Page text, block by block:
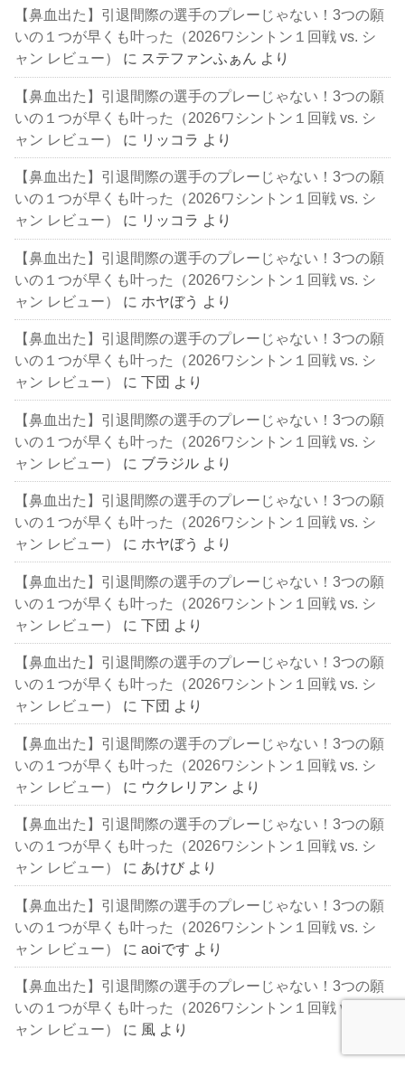
【鼻血出た】引退間際の選手のプレーじゃない！3つの願
いの１つが早くも叶った（2026ワシントン１回戦 vs. シ
ャン レビュー）
に ステファンふぁん より
【鼻血出た】引退間際の選手のプレーじゃない！3つの願
いの１つが早くも叶った（2026ワシントン１回戦 vs. シ
ャン レビュー）
に リッコラ より
【鼻血出た】引退間際の選手のプレーじゃない！3つの願
いの１つが早くも叶った（2026ワシントン１回戦 vs. シ
ャン レビュー）
に リッコラ より
【鼻血出た】引退間際の選手のプレーじゃない！3つの願
いの１つが早くも叶った（2026ワシントン１回戦 vs. シ
ャン レビュー）
に ホヤぼう より
【鼻血出た】引退間際の選手のプレーじゃない！3つの願
いの１つが早くも叶った（2026ワシントン１回戦 vs. シ
ャン レビュー）
に下団 より
【鼻血出た】引退間際の選手のプレーじゃない！3つの願
いの１つが早くも叶った（2026ワシントン１回戦 vs. シ
ャン レビュー）
に ブラジル より
【鼻血出た】引退間際の選手のプレーじゃない！3つの願
いの１つが早くも叶った（2026ワシントン１回戦 vs. シ
ャン レビュー）
に ホヤぼう より
【鼻血出た】引退間際の選手のプレーじゃない！3つの願
いの１つが早くも叶った（2026ワシントン１回戦 vs. シ
ャン レビュー）
に下団 より
【鼻血出た】引退間際の選手のプレーじゃない！3つの願
いの１つが早くも叶った（2026ワシントン１回戦 vs. シ
ャン レビュー）
に下団 より
【鼻血出た】引退間際の選手のプレーじゃない！3つの願
いの１つが早くも叶った（2026ワシントン１回戦 vs. シ
ャン レビュー）
に ウクレリアン より
【鼻血出た】引退間際の選手のプレーじゃない！3つの願
いの１つが早くも叶った（2026ワシントン１回戦 vs. シ
ャン レビュー）
に あけび より
【鼻血出た】引退間際の選手のプレーじゃない！3つの願
いの１つが早くも叶った（2026ワシントン１回戦 vs. シ
ャン レビュー）
にaoiです より
【鼻血出た】引退間際の選手のプレーじゃない！3つの願
いの１つが早くも叶った（2026ワシントン１回戦 vs. シ
ャン レビュー）
に 風 より